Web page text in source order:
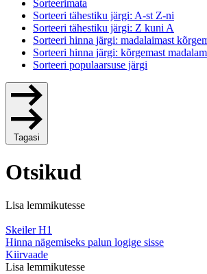
Sorteerimata
Sorteeri tähestiku järgi: A-st Z-ni
Sorteeri tähestiku järgi: Z kuni A
Sorteeri hinna järgi: madalaimast
Sorteeri hinna järgi: kõrgemast
Sorteeri populaarsuse järgi
Tagasi
Otsikud
Lisa lemmikutesse
Skeiler H1
Hinna nägemiseks palun logige sisse
Kiirvaade
Lisa lemmikutesse